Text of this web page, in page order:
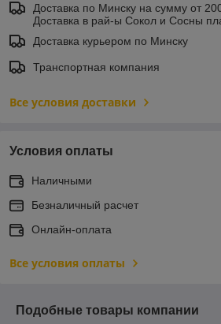
Доставка по Минску на сумму от
Доставка в рай-ы Сокол и Сосны
Доставка курьером по Минску
Транспортная компания
Все условия доставки
Условия оплаты
Наличными
Безналичный расчет
Онлайн-оплата
Все условия оплаты
Подобные товары компании